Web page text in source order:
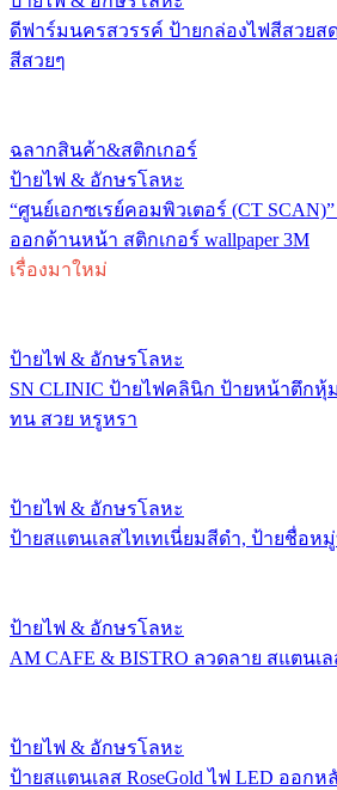
ดีฟาร์มนครสวรรค์ ป้ายกล่องไฟสีสวย
สีสวยๆ
ฉลากสินค้า&สติกเกอร์
ป้ายไฟ & อักษรโลหะ
“ศูนย์เอกซเรย์คอมพิวเตอร์ (CT
ออกด้านหน้า สติกเกอร์ wallpaper 3M
เรื่องมาใหม่
ป้ายไฟ & อักษรโลหะ
SN CLINIC ป้ายไฟคลินิก ป้ายหน้าตึก
ทน สวย หรูหรา
ป้ายไฟ & อักษรโลหะ
ป้ายสแตนเลสไทเทเนี่ยมสีดำ, ป้ายชื่อห
ป้ายไฟ & อักษรโลหะ
AM CAFE & BISTRO ลวดลาย สแตนเ
ป้ายไฟ & อักษรโลหะ
ป้ายสแตนเลส RoseGold ไฟ LED ออกห